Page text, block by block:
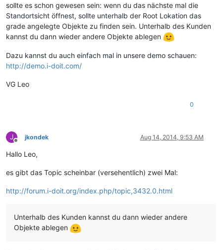
sollte es schon gewesen sein: wenn du das nächste mal die
Standortsicht öffnest, sollte unterhalb der Root Lokation das
grade angelegte Objekte zu finden sein. Unterhalb des Kunden
kannst du dann wieder andere Objekte ablegen
Dazu kannst du auch einfach mal in unsere demo schauen:
http://demo.i-doit.com/
VG Leo
0
J
Offline
jkondek Aug 14, 2014, 9:53 AM
Hallo Leo,
es gibt das Topic scheinbar (versehentlich) zwei Mal:
http://forum.i-doit.org/index.php/topic,3432.0.html
Unterhalb des Kunden kannst du dann wieder andere
Objekte ablegen